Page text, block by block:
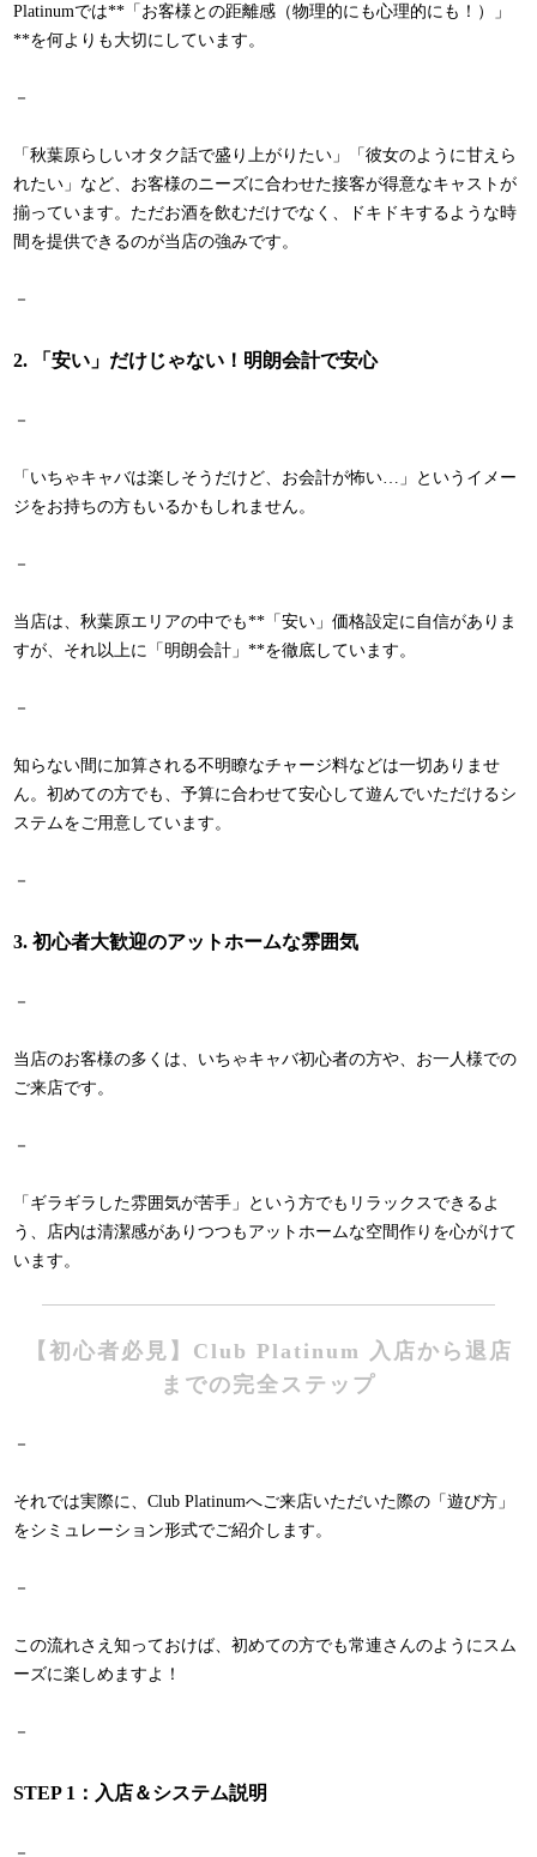
Platinumでは**「お客様との距離感（物理的にも心理的にも！）」
**を何よりも大切にしています。
－
「秋葉原らしいオタク話で盛り上がりたい」「彼女のように甘えら
れたい」など、お客様のニーズに合わせた接客が得意なキャストが
揃っています。ただお酒を飲むだけでなく、ドキドキするような時
間を提供できるのが当店の強みです。
－
2. 「安い」だけじゃない！明朗会計で安心
－
「いちゃキャバは楽しそうだけど、お会計が怖い…」というイメー
ジをお持ちの方もいるかもしれません。
－
当店は、秋葉原エリアの中でも**「安い」価格設定に自信がありま
すが、それ以上に「明朗会計」**を徹底しています。
－
知らない間に加算される不明瞭なチャージ料などは一切ありませ
ん。初めての方でも、予算に合わせて安心して遊んでいただけるシ
ステムをご用意しています。
－
3. 初心者大歓迎のアットホームな雰囲気
－
当店のお客様の多くは、いちゃキャバ初心者の方や、お一人様での
ご来店です。
－
「ギラギラした雰囲気が苦手」という方でもリラックスできるよ
う、店内は清潔感がありつつもアットホームな空間作りを心がけて
います。
【初心者必見】Club Platinum 入店から退店
までの完全ステップ
－
それでは実際に、Club Platinumへご来店いただいた際の「遊び方」
をシミュレーション形式でご紹介します。
－
この流れさえ知っておけば、初めての方でも常連さんのようにスム
ーズに楽しめますよ！
－
STEP 1：入店＆システム説明
－